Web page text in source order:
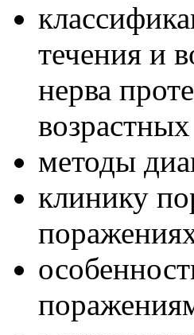
течения и
нерва
методы
клинику